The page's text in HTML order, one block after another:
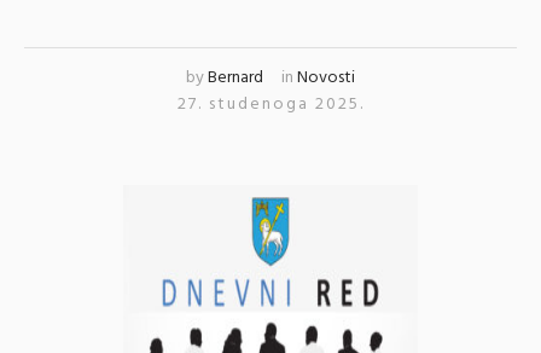
byBernard inNovosti
27. studenoga 2025.